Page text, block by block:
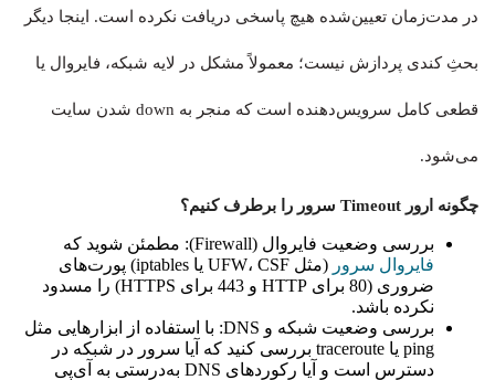
در مدت‌زمان تعیین‌شده هیچ پاسخی دریافت نکرده است. اینجا دیگر
بحثِ کندی پردازش نیست؛ معمولاً مشکل در لایه شبکه، فایروال یا
قطعی کامل سرویس‌دهنده است که منجر به down شدن سایت
می‌شود.
چگونه ارور Timeout سرور را برطرف کنیم؟
بررسی وضعیت فایروال (Firewall): مطمئن شوید که
فایروال سرور
(مثل UFW، CSF یا iptables) پورت‌های
ضروری (80 برای HTTP و 443 برای HTTPS) را مسدود
نکرده باشد.
بررسی وضعیت شبکه و DNS: با استفاده از ابزارهایی مثل
ping یا traceroute بررسی کنید که آیا سرور در شبکه در
دسترس است و آیا رکوردهای DNS به‌درستی به آی‌پی